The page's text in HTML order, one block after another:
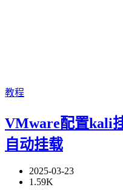
教程
VMware配置kali
自动挂载
2025-03-23
1.59K